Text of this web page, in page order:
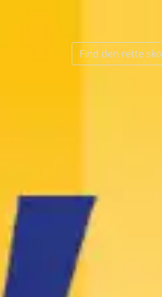
Find den rette sko